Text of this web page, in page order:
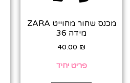
מכנס שחור מחוייט ZARA
מידה 36
40.00 ₪
פריט יחיד